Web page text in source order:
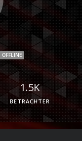
OFFLINE
1.5K
BETRACHTER